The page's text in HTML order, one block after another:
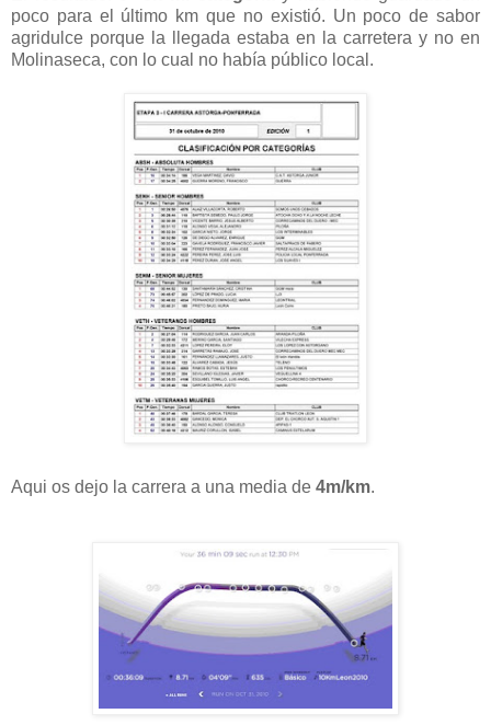
poco para el último km que no existió. Un poco de sabor
agridulce porque la llegada estaba en la carretera y no en
Molinaseca, con lo cual no había público local.
Aqui os dejo la carrera a una media de 4m/km.